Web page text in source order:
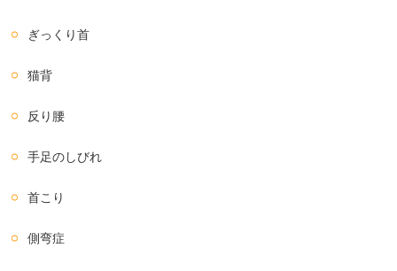
ぎっくり首
猫背
反り腰
手足のしびれ
首こり
側弯症